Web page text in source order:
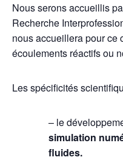
Nous serons accueillis
Recherche
nous accueillera pour
écoulements réactifs ou
Les spécificités
– le
simulation
fluides.